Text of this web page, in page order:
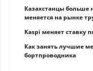
Казахстанцы больше
меняется на рынке
Kaspi меняет ставку
Как занять лучшие
бортпроводника